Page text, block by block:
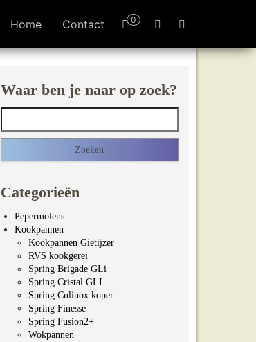
0
Home Contact
Waar ben je naar op zoek?
Categorieën
Pepermolens
Kookpannen
Kookpannen Gietijzer
RVS kookgerei
Spring Brigade GLi
Spring Cristal GLI
Spring Culinox koper
Spring Finesse
Spring Fusion2+
Wokpannen